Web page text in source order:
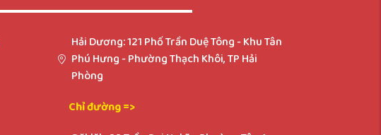
Hải Dương: 121 Phố Trần Duệ Tông - Khu Tân
Phú Hưng - Phường Thạch Khôi, TP Hải
Phòng
Chỉ đường =>